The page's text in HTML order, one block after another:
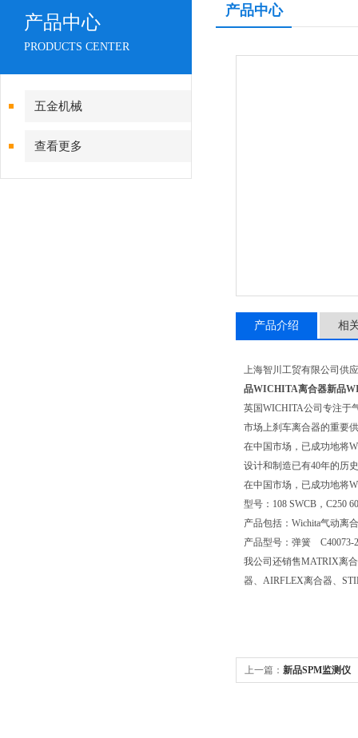
产品中心
PRODUCTS CENTER
五金机械
查看更多
产品中心
产品介绍 相
上海智川工贸有限公司供
品WICHITA离合器新品
英国WICHITA公司专注于
市场上刹车离合器的重要
在中国市场，已成功地将
设计和制造已有40年的历
在中国市场，已成功地将
型号：108 SWCB，C250
产品包括：Wichita气动离
产品型号：弹簧 C40073-
我公司还销售MATRIX离
器、AIRFLEX离合器、
上一篇： 新品SPM监测仪